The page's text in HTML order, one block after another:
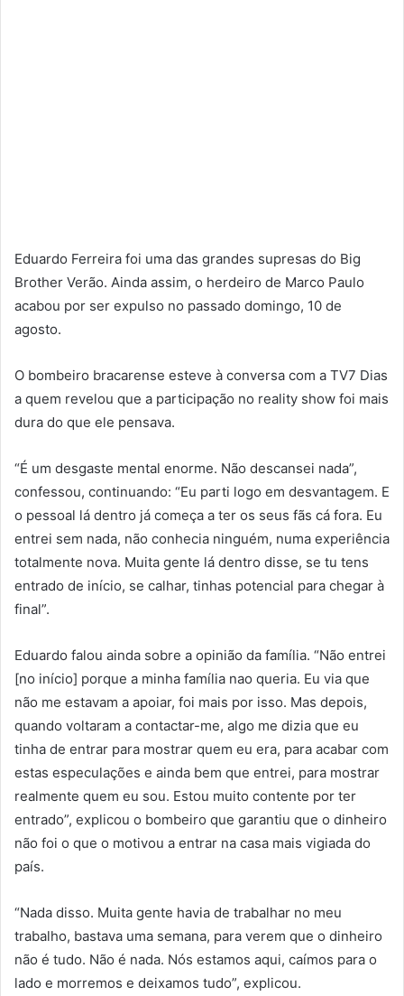
Eduardo Ferreira foi uma das grandes supresas do Big
Brother Verão. Ainda assim, o herdeiro de Marco Paulo
acabou por ser expulso no passado domingo, 10 de
agosto.
O bombeiro bracarense esteve à conversa com a TV7 Dias
a quem revelou que a participação no reality show foi mais
dura do que ele pensava.
“É um desgaste mental enorme. Não descansei nada”,
confessou, continuando: “Eu parti logo em desvantagem. E
o pessoal lá dentro já começa a ter os seus fãs cá fora. Eu
entrei sem nada, não conhecia ninguém, numa experiência
totalmente nova. Muita gente lá dentro disse, se tu tens
entrado de início, se calhar, tinhas potencial para chegar à
final”.
Eduardo falou ainda sobre a opinião da família. “Não entrei
[no início] porque a minha família nao queria. Eu via que
não me estavam a apoiar, foi mais por isso. Mas depois,
quando voltaram a contactar-me, algo me dizia que eu
tinha de entrar para mostrar quem eu era, para acabar com
estas especulações e ainda bem que entrei, para mostrar
realmente quem eu sou. Estou muito contente por ter
entrado”, explicou o bombeiro que garantiu que o dinheiro
não foi o que o motivou a entrar na casa mais vigiada do
país.
“Nada disso. Muita gente havia de trabalhar no meu
trabalho, bastava uma semana, para verem que o dinheiro
não é tudo. Não é nada. Nós estamos aqui, caímos para o
lado e morremos e deixamos tudo”, explicou.